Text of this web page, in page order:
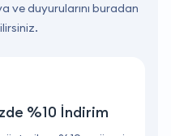
ve duyurularını buradan
%10 İndirim